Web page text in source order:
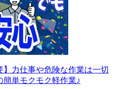
】力仕事や危険な作業は一切
簡単モクモク軽作業♪